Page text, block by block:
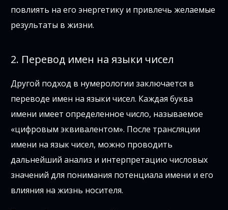
повлиять на его энергетику и привлечь желаемые
результаты в жизни.
2. Перевод имен на языки чисел
Другой подход в нумерологии заключается в
переводе имен на языки чисел. Каждая буква
имени имеет определенное число, называемое
«цифровым эквивалентом». После трансляции
имени на язык чисел, можно проводить
дальнейший анализ и интерпретацию числовых
значений для понимания потенциала имени и его
влияния на жизнь носителя.